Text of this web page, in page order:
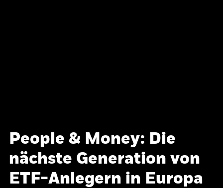
People & Money: Die
nächste Generation von
ETF-Anlegern in Europa